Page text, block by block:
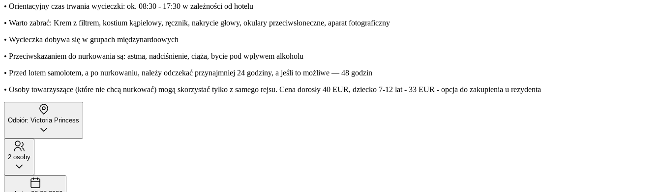
• Orientacyjny czas trwania wycieczki: ok. 08:30 - 17:30 w zależności od hotelu
• Warto zabrać: Krem z filtrem, kostium kąpielowy, ręcznik, nakrycie głowy, okulary przeciwsłoneczne, aparat fotograficzny
• Wycieczka dobywa się w grupach międzynardoowych
• Przeciwskazaniem do nurkowania są: astma, nadciśnienie, ciąża, bycie pod wpływem alkoholu
• Przed lotem samolotem, a po nurkowaniu, należy odczekać przynajmniej 24 godziny, a jeśli to możliwe — 48 godzin
• Osoby towarzyszące (które nie chcą nurkować) mogą skorzystać tylko z samego rejsu. Cena dorosły 40 EUR, dziecko 7-12 lat - 33 EUR - opcja do zakupienia u rezydenta
Odbiór: Victoria Princess
2 osoby